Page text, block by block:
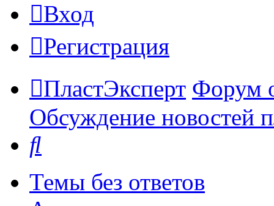
Вход
Регистрация
ПластЭксперт Форум
Обсуждение новостей
Темы без ответов